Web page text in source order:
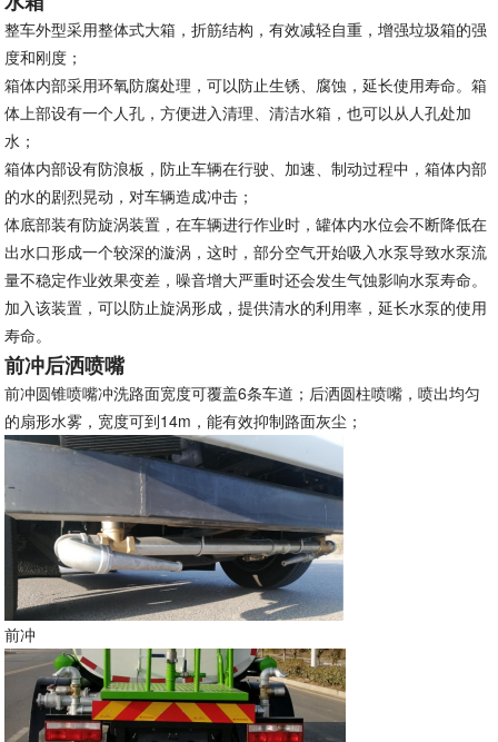
整车外型采用整体式大箱，折筋结构，有效减轻自重，增强垃圾箱的强
度和刚度；
箱体内部采用环氧防腐处理，可以防止生锈、腐蚀，延长使用寿命。箱
体上部设有一个人孔，方便进入清理、清洁水箱，也可以从人孔处加
水；
箱体内部设有防浪板，防止车辆在行驶、加速、制动过程中，箱体内部
的水的剧烈晃动，对车辆造成冲击；
体底部装有防旋涡装置，在车辆进行作业时，罐体内水位会不断降低在
出水口形成一个较深的漩涡，这时，部分空气开始吸入水泵导致水泵流
量不稳定作业效果变差，噪音增大严重时还会发生气蚀影响水泵寿命。
加入该装置，可以防止旋涡形成，提供清水的利用率，延长水泵的使用
寿命。
前冲后洒喷嘴
前冲圆锥喷嘴冲洗路面宽度可覆盖6条车道；后洒圆柱喷嘴，喷出均匀
的扇形水雾，宽度可到14m，能有效抑制路面灰尘；
前冲